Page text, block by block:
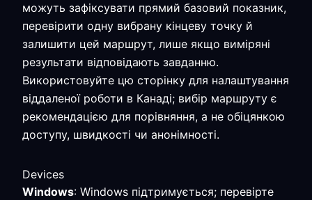
можуть зафіксувати прямий базовий показник,
перевірити одну вибрану кінцеву точку й
залишити цей маршрут, лише якщо виміряні
результати відповідають завданню.
Використовуйте цю сторінку для налаштування
віддаленої роботи в Канаді; вибір маршруту є
рекомендацією для порівняння, а не обіцянкою
доступу, швидкості чи анонімності.
Devices
Windows: Windows підтримується; перевірте